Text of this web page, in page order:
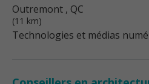
Outremont , QC
(11 km)
Technologies et médias